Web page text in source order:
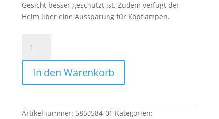
Gesicht besser geschützt ist. Zudem verfügt der
Helm über eine Aussparung für Kopflampen.
Forsthelm
Technical
MengeIn den Warenkorb
Artikelnummer: 5850584-01 Kategorien: